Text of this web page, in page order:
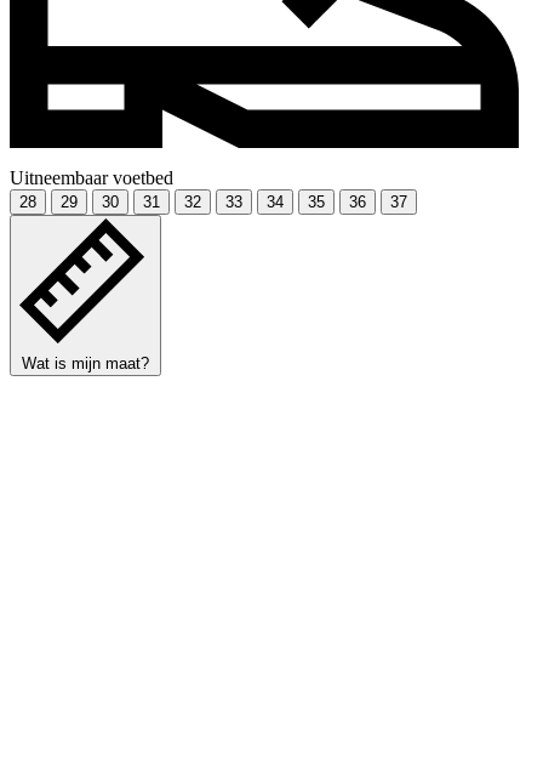
Uitneembaar voetbed
28 29 30 31 32 33 34 35 36 37
Wat is mijn maat?